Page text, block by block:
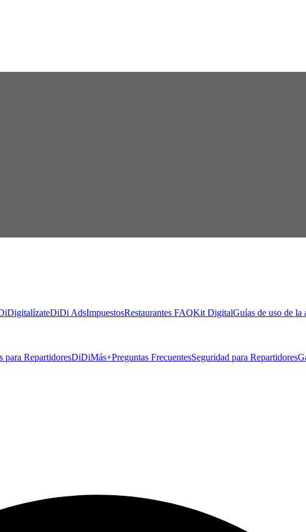
DiDi AdsImpuestosRestaurantes FAQKit DigitalGuías de uso de la
para RepartidoresDiDiMás+Preguntas FrecuentesSeguridad para Repartidores